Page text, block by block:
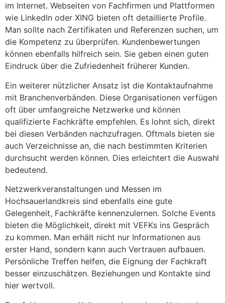
im Internet. Webseiten von Fachfirmen und Plattformen
wie LinkedIn oder XING bieten oft detaillierte Profile.
Man sollte nach Zertifikaten und Referenzen suchen, um
die Kompetenz zu überprüfen. Kundenbewertungen
können ebenfalls hilfreich sein. Sie geben einen guten
Eindruck über die Zufriedenheit früherer Kunden.
Ein weiterer nützlicher Ansatz ist die Kontaktaufnahme
mit Branchenverbänden. Diese Organisationen verfügen
oft über umfangreiche Netzwerke und können
qualifizierte Fachkräfte empfehlen. Es lohnt sich, direkt
bei diesen Verbänden nachzufragen. Oftmals bieten sie
auch Verzeichnisse an, die nach bestimmten Kriterien
durchsucht werden können. Dies erleichtert die Auswahl
bedeutend.
Netzwerkveranstaltungen und Messen im
Hochsauerlandkreis sind ebenfalls eine gute
Gelegenheit, Fachkräfte kennenzulernen. Solche Events
bieten die Möglichkeit, direkt mit VEFKs ins Gespräch
zu kommen. Man erhält nicht nur Informationen aus
erster Hand, sondern kann auch Vertrauen aufbauen.
Persönliche Treffen helfen, die Eignung der Fachkraft
besser einzuschätzen. Beziehungen und Kontakte sind
hier wertvoll.